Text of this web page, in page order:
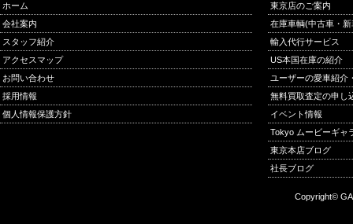
ホーム
会社案内
スタッフ紹介
アクセスマップ
お問い合わせ
採用情報
個人情報保護方針
東京店のご案内
在庫車輌(中古車・
輸入代行サービス
US本国在庫の紹介
ユーザーの愛車紹介
無料買取査定の申し
イベント情報
Tokyo ムービーギャ
東京本店ブログ
社長ブログ
Copyright©